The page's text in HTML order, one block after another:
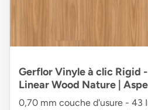
Gerflor Vinyle à clic Rigid
Linear Wood Nature |
0,70 mm couche d'usure - 43